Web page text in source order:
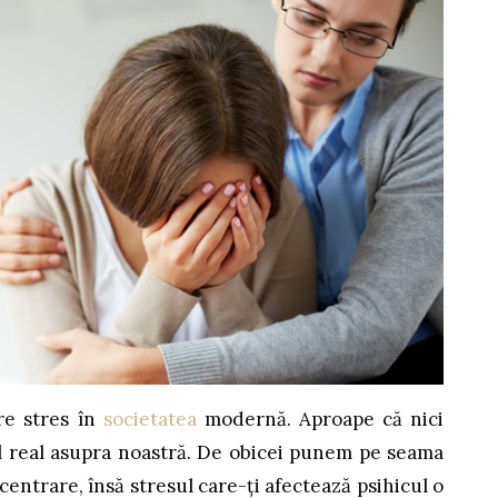
stres în societateamodernă. Aproape că nici
asupra noastră. De obicei punem pe seama
însă stresul care-ți afectează psihicul o